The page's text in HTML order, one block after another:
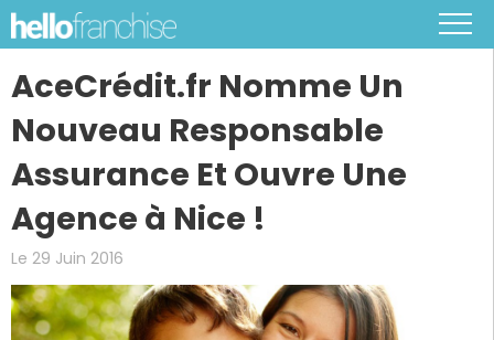
AceCrédit.fr Nomme Un
Nouveau Responsable
Assurance Et Ouvre Une
Agence à Nice !
Le 29 Juin 2016